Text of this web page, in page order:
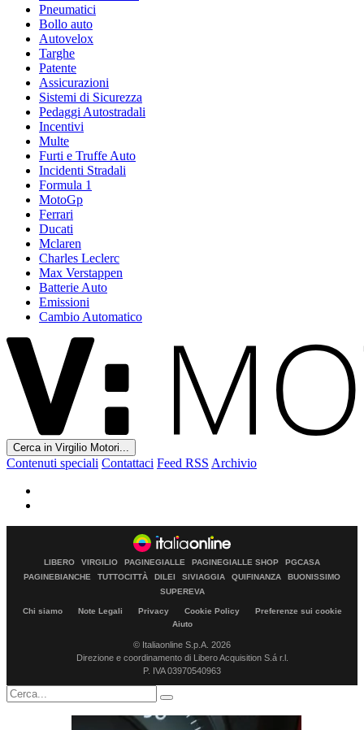
Pneumatici
Bollo auto
Autovelox
Targhe
Patente
Assicurazioni
Sistemi di Sicurezza
Pedaggi Autostradali
Incentivi
Multe
Furti e Truffe Auto
Incidenti Stradali
Formula 1
MotoGp
Ferrari
Ducati
Mclaren
Charles Leclerc
Max Verstappen
Batterie Auto
Emissioni
Cambio Automatico
Cerca in Virgilio Motori...
Contenuti speciali Contattaci Feed RSS Archivio
LIBERO VIRGILIO PAGINEGIALLE PAGINEGIALLE SHOP
PGCASA
PAGINEBIANCHE
TUTTOCITTÀ DILEI SIVIAGGIA QUIFINANZA
BUONISSIMO
SUPEREVA
Chi siamo Note Legali Privacy Cookie Policy
Preferenze sui cookie
Aiuto
© Italiaonline S.p.A. 2026
Direzione e coordinamento di Libero Acquisition S.á r.l.
P. IVA 03970540963